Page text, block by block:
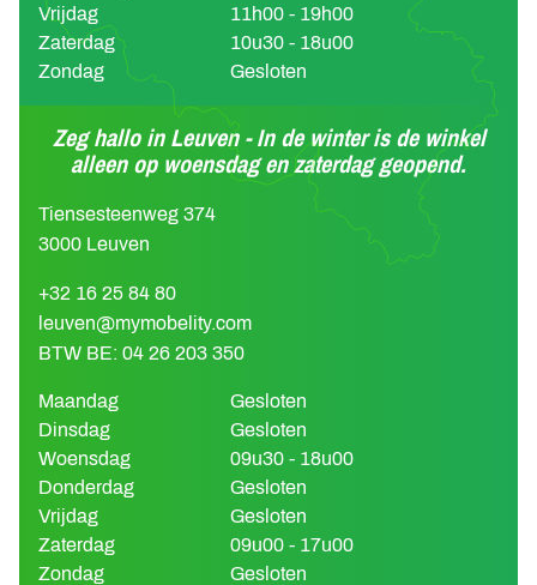
Vrijdag
11h00 - 19h00
Zaterdag
10u30 - 18u00
Zondag
Gesloten
Zeg hallo in Leuven - In de winter is de winkel
alleen op woensdag en zaterdag geopend.
Tiensesteenweg 374
3000 Leuven
+32 16 25 84 80
leuven@mymobelity.com
BTW BE: 04 26 203 350
Maandag
Gesloten
Dinsdag
Gesloten
Woensdag
09u30 - 18u00
Donderdag
Gesloten
Vrijdag
Gesloten
Zaterdag
09u00 - 17u00
Zondag
Gesloten